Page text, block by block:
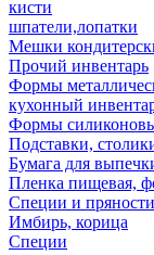
кисти
шпатели,лопатки
Мешки
Прочий инвентарь
Формы
кухонный
Формы
Подставки,
Бумага для
Пленка пищевая,
Специи и пряности
Имбирь, корица
Специи